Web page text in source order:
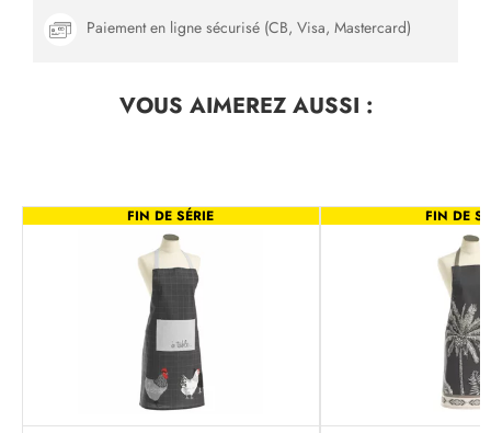
Paiement en ligne sécurisé (CB, Visa, Mastercard)
VOUS AIMEREZAUSSI :
FIN DE SÉRIE FIN DE